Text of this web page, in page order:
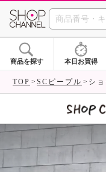
商品を探す 本日お買得
TOP SCピープル シ